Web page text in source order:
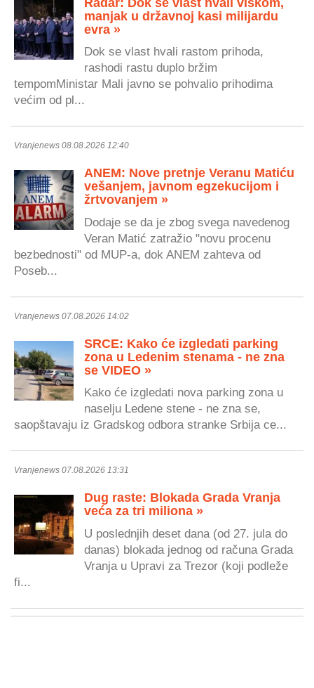
manjak u državnoj kasi milijardu
evra »
Dok se vlast hvali rastom prihoda,
rashodi rastu duplo bržim
tempomMinistar Mali javno se pohvalio prihodima
većim od pl...
Vranjenews 08.08.2026 12:40
ANEM: Nove pretnje Veranu Matiću
vešanjem, javnom egzekucijom i
žrtvovanjem »
Dodaje se da je zbog svega navedenog
Veran Matić zatražio "novu procenu
bezbednosti" od MUP-a, dok ANEM zahteva od
Poseb...
Vranjenews 07.08.2026 14:02
SRCE: Kako će izgledati parking
zona u Ledenim stenama - ne zna
se VIDEO »
Kako će izgledati nova parking zona u
naselju Ledene stene - ne zna se,
saopštavaju iz Gradskog odbora stranke Srbija ce...
Vranjenews 07.08.2026 13:31
Dug raste: Blokada Grada Vranja
veća za tri miliona »
U poslednjih deset dana (od 27. jula do
danas) blokada jednog od računa Grada
Vranja u Upravi za Trezor (koji podleže
fi...